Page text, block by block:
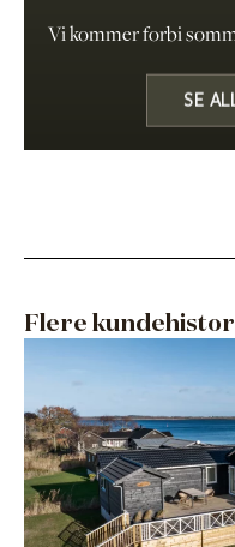
Vi kommer forbi
SE
Flere